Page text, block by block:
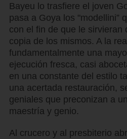
Bayeu lo trasfiere el joven
pasa a Goya los "modellini”
con el fin de que le
copia de los mismos. A la
fundamentalmente una
ejecución fresca, casi
en una constante del estilo
una acertada restauración,
geniales que preconizan a
maestría y genio.
Al crucero y al presbiterio